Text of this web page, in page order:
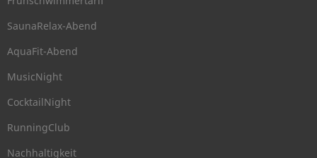
SaunaRelax-Abend
AquaFit-Abend
MusicNight
CocktailNight
RunningClub
Nachhaltigkeit